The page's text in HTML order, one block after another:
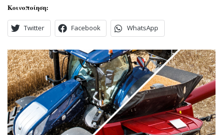
Κοινοποίηση:
Twitter Facebook WhatsApp